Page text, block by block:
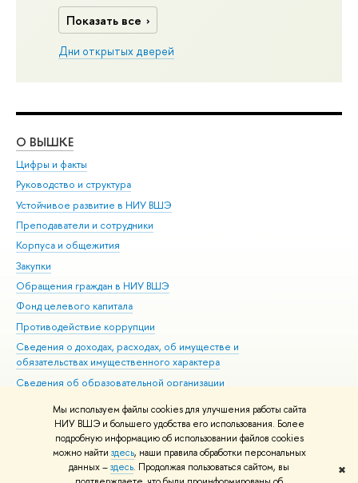
Мы используем файлы cookies для улучшения работы сайта
НИУ ВШЭ и большего удобства его использования. Более
подробную информацию об использовании файлов cookies
можно найти здесь, наши правила обработки персональных
данных –здесь. Продолжая пользоваться сайтом, вы
✖
Показать все
Дни открытых дверей
О ВЫШКЕ
Цифры и факты
Руководство и структура
Устойчивое развитие в НИУ ВШЭ
Преподаватели и сотрудники
Корпуса и общежития
Закупки
Обращения граждан в НИУ ВШЭ
Фонд целевого капитала
Противодействие коррупции
Сведения о доходах, расходах, об имуществе и
обязательствах имущественного характера
Сведения об образовательной организации
Людям с ограниченными возможностями здоровья
Единая платежная страница
Работа в Вышке